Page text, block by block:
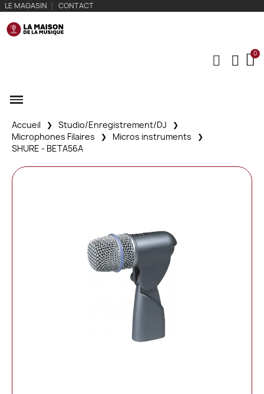
LE MAGASIN CONTACT
Accueil
Studio/Enregistrement/DJ
Microphones Filaires
Micros instruments
SHURE - BETA56A